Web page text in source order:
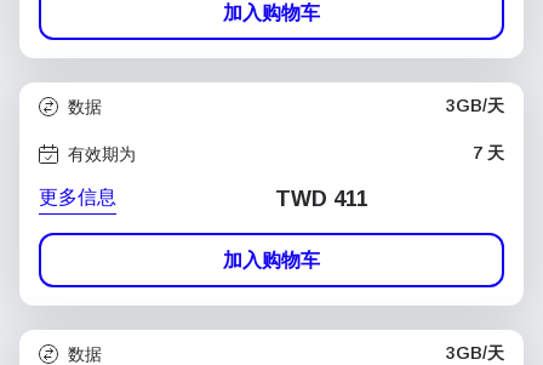
加入购物车
数据 3GB/天
有效期为 7 天
更多信息 TWD 411
加入购物车
数据 3GB/天